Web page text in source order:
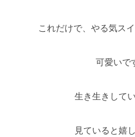
これだけで、やる気ス
可愛いで
生き生きして
見ていると嬉